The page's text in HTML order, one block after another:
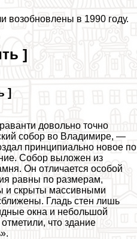
возобновлены в 1990 году.
]
]
довольно точно
собор во Владимире, —
принципиально новое по
Собор выложен из
Он отличается особой
равны по размерам,
и скрыты массивными
Гладь стен лишь
окна и небольшой
что здание